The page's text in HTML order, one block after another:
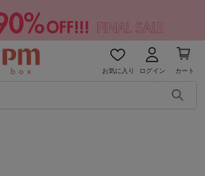
お気に入り ログイン カート